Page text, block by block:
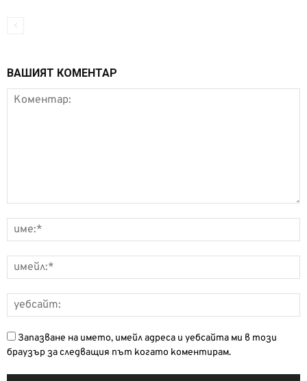
ВАШИЯТ КОМЕНТАР
Запазване на името, имейл адреса и уебсайта ми в този
браузър за следващия път когато коментирам.